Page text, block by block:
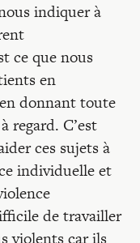
indiquer à
ce que nous
en
donnant toute
regard. C’est
ces sujets à
individuelle et
de travailler
violents car ils